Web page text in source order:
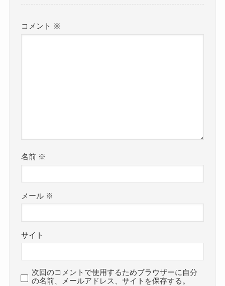
コメント ※
名前 ※
メール ※
サイト
次回のコメントで使用するためブラウザーに自分
の名前、メールアドレス、サイトを保存する。